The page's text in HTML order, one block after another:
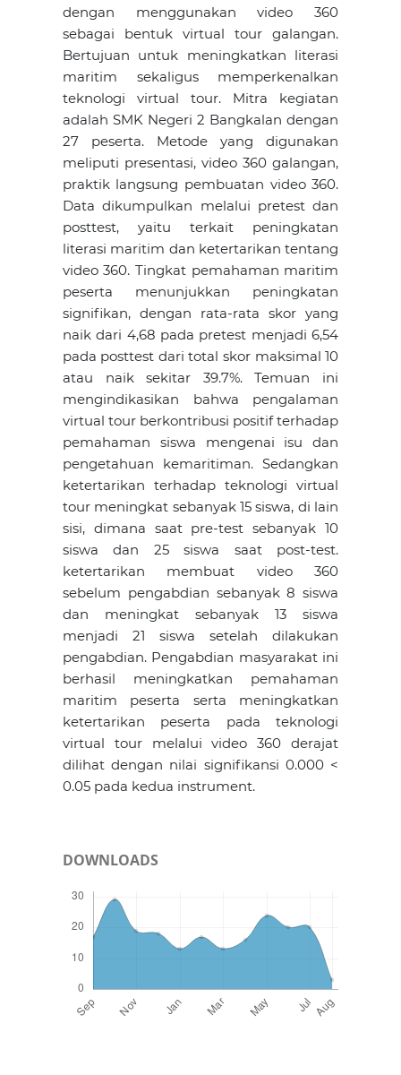
dengan menggunakan video 360
sebagai bentuk virtual tour galangan.
Bertujuan untuk meningkatkan literasi
maritim sekaligus memperkenalkan
teknologi virtual tour. Mitra kegiatan
adalah SMK Negeri 2 Bangkalan dengan
27 peserta. Metode yang digunakan
meliputi presentasi, video 360 galangan,
praktik langsung pembuatan video 360.
Data dikumpulkan melalui pretest dan
posttest, yaitu terkait peningkatan
literasi maritim dan ketertarikan tentang
video 360. Tingkat pemahaman maritim
peserta menunjukkan peningkatan
signifikan, dengan rata-rata skor yang
naik dari 4,68 pada pretest menjadi 6,54
pada posttest dari total skor maksimal 10
atau naik sekitar 39.7%. Temuan ini
mengindikasikan bahwa pengalaman
virtual tour berkontribusi positif terhadap
pemahaman siswa mengenai isu dan
pengetahuan kemaritiman. Sedangkan
ketertarikan terhadap teknologi virtual
tour meningkat sebanyak 15 siswa, di lain
sisi, dimana saat pre-test sebanyak 10
siswa dan 25 siswa saat post-test.
ketertarikan membuat video 360
sebelum pengabdian sebanyak 8 siswa
dan meningkat sebanyak 13 siswa
menjadi 21 siswa setelah dilakukan
pengabdian. Pengabdian masyarakat ini
berhasil meningkatkan pemahaman
maritim peserta serta meningkatkan
ketertarikan peserta pada teknologi
virtual tour melalui video 360 derajat
dilihat dengan nilai signifikansi 0.000 <
0.05 pada kedua instrument.
DOWNLOADS